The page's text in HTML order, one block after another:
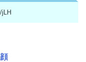
jLH